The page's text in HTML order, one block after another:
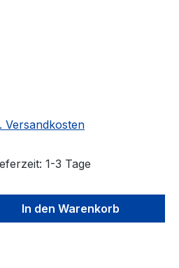
Versandkosten
1-3 Tage
Gib den
In den Warenkorb